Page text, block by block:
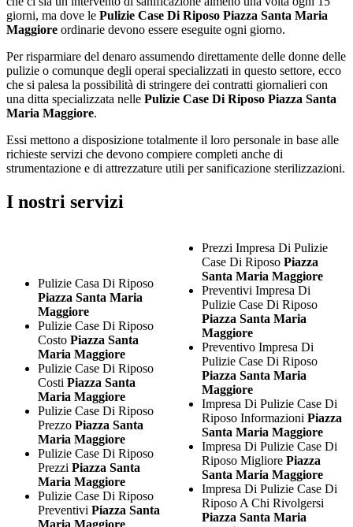
giorni, ma dove le Pulizie Case Di Riposo Piazza Santa Maria
Maggiore ordinarie devono essere eseguite ogni giorno.
Per risparmiare del denaro assumendo direttamente delle donne delle
pulizie o comunque degli operai specializzati in questo settore, ecco
che si palesa la possibilità di stringere dei contratti giornalieri con
una ditta specializzata nelle Pulizie Case Di Riposo Piazza Santa
Maria Maggiore.
Essi mettono a disposizione totalmente il loro personale in base alle
richieste servizi che devono compiere completi anche di
strumentazione e di attrezzature utili per sanificazione sterilizzazioni.
I nostri servizi
Pulizie Casa Di Riposo
Piazza Santa Maria
Maggiore
Pulizie Case Di Riposo
Costo Piazza Santa
Maria Maggiore
Pulizie Case Di Riposo
Costi Piazza Santa
Maria Maggiore
Pulizie Case Di Riposo
Prezzo Piazza Santa
Maria Maggiore
Pulizie Case Di Riposo
Prezzi Piazza Santa
Maria Maggiore
Pulizie Case Di Riposo
Preventivi Piazza Santa
Maria Maggiore
Prezzi Impresa Di Pulizie
Case Di RiposoPiazza
Santa Maria Maggiore
Preventivi Impresa Di
Pulizie Case Di Riposo
Piazza Santa Maria
Maggiore
Preventivo Impresa Di
Pulizie Case Di Riposo
Piazza Santa Maria
Maggiore
Impresa Di Pulizie Case Di
Riposo InformazioniPiazza
Santa Maria Maggiore
Impresa Di Pulizie Case Di
Riposo MigliorePiazza
Santa Maria Maggiore
Impresa Di Pulizie Case Di
Riposo A Chi Rivolgersi
Piazza Santa Maria